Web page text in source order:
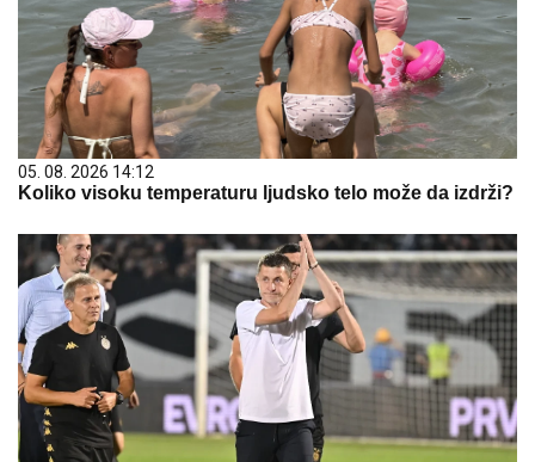
05. 08. 2026 14:12
Koliko visoku temperaturu ljudsko telo može da izdrži?